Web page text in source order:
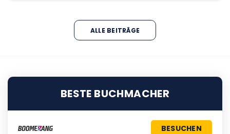
ALLE BEITRÄGE
BESTE BUCHMACHER
BESUCHEN